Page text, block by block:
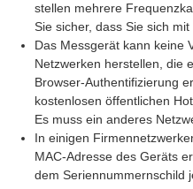
stellen mehrere
Sie sicher, dass Sie sich
Das Messgerät kann keine
Netzwerken herstellen, die
Browser-Authentifizierung
kostenlosen öffentlichen
Es muss ein anderes
In einigen
MAC-Adresse des Geräts
dem Seriennummernschild